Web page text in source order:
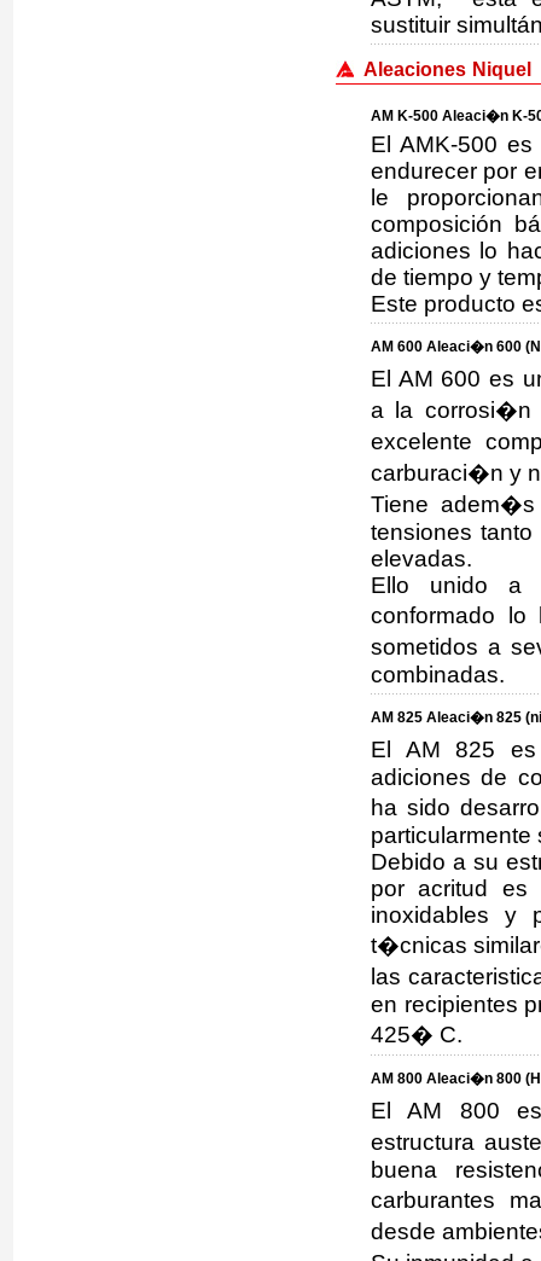
sustituir
Aleaciones Niquel
AM K-500 Aleaci�n K-
El AMK-500
endurecer por
le
composición
adiciones lo
de tiempo y
Este producto
AM 600 Aleaci�n 600
El AM 600 es
a la corrosi�n
excelente
carburaci�n y
Tiene
tensiones
elevadas.
Ello unido a
conformado
sometidos a
combinadas.
AM 825 Aleaci�n 825
El AM 825 es
adiciones de
ha sido
particularmente
Debido a su
por acritud es
inoxidables y
t�cnicas
las
en recipientes
425� C.
AM 800 Aleaci�n 800
El AM 800
estructura
buena
carburantes
desde